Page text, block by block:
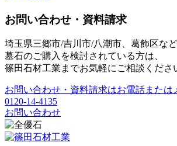
お問い合わせ・資料請求
埼玉県三郷市/吉川市/八潮市、葛飾区な
墓石のご購入を検討されている方は、
篠田石材工業までお気軽にご相談くださ
お問い合わせ・資料請求はお電話または
0120-14-4135
お問い合わせ